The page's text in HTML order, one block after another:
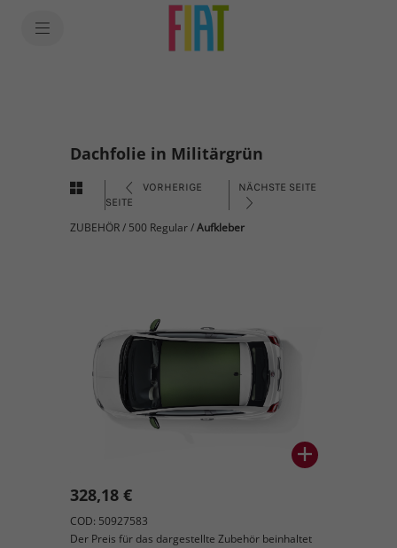
Dachfolie in Militärgrün
VORHERIGE
SEITE
NÄCHSTE SEITE
ZUBEHÖR/ 500 Regular/Aufkleber
328,18 €
COD: 50927583
Der Preis für das dargestellte Zubehör beinhaltet